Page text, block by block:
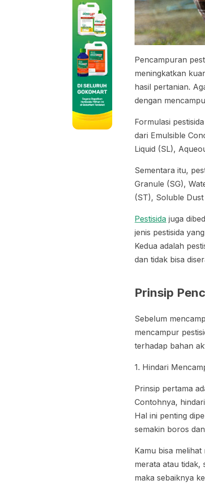
Pencampuran
meningkatkan
hasil pertanian.
dengan
Formulasi
dari Emulsible
Liquid (SL),
Sementara itu,
Granule (SG),
(ST), Soluble Dust
Pestisida juga
jenis pestisida
Kedua adalah
dan tidak bisa
Prinsip
Sebelum
mencampur
terhadap bahan
1. Hindari
Prinsip pertama
Contohnya,
Hal ini penting
semakin boros
Kamu bisa
merata atau tidak,
maka sebaiknya